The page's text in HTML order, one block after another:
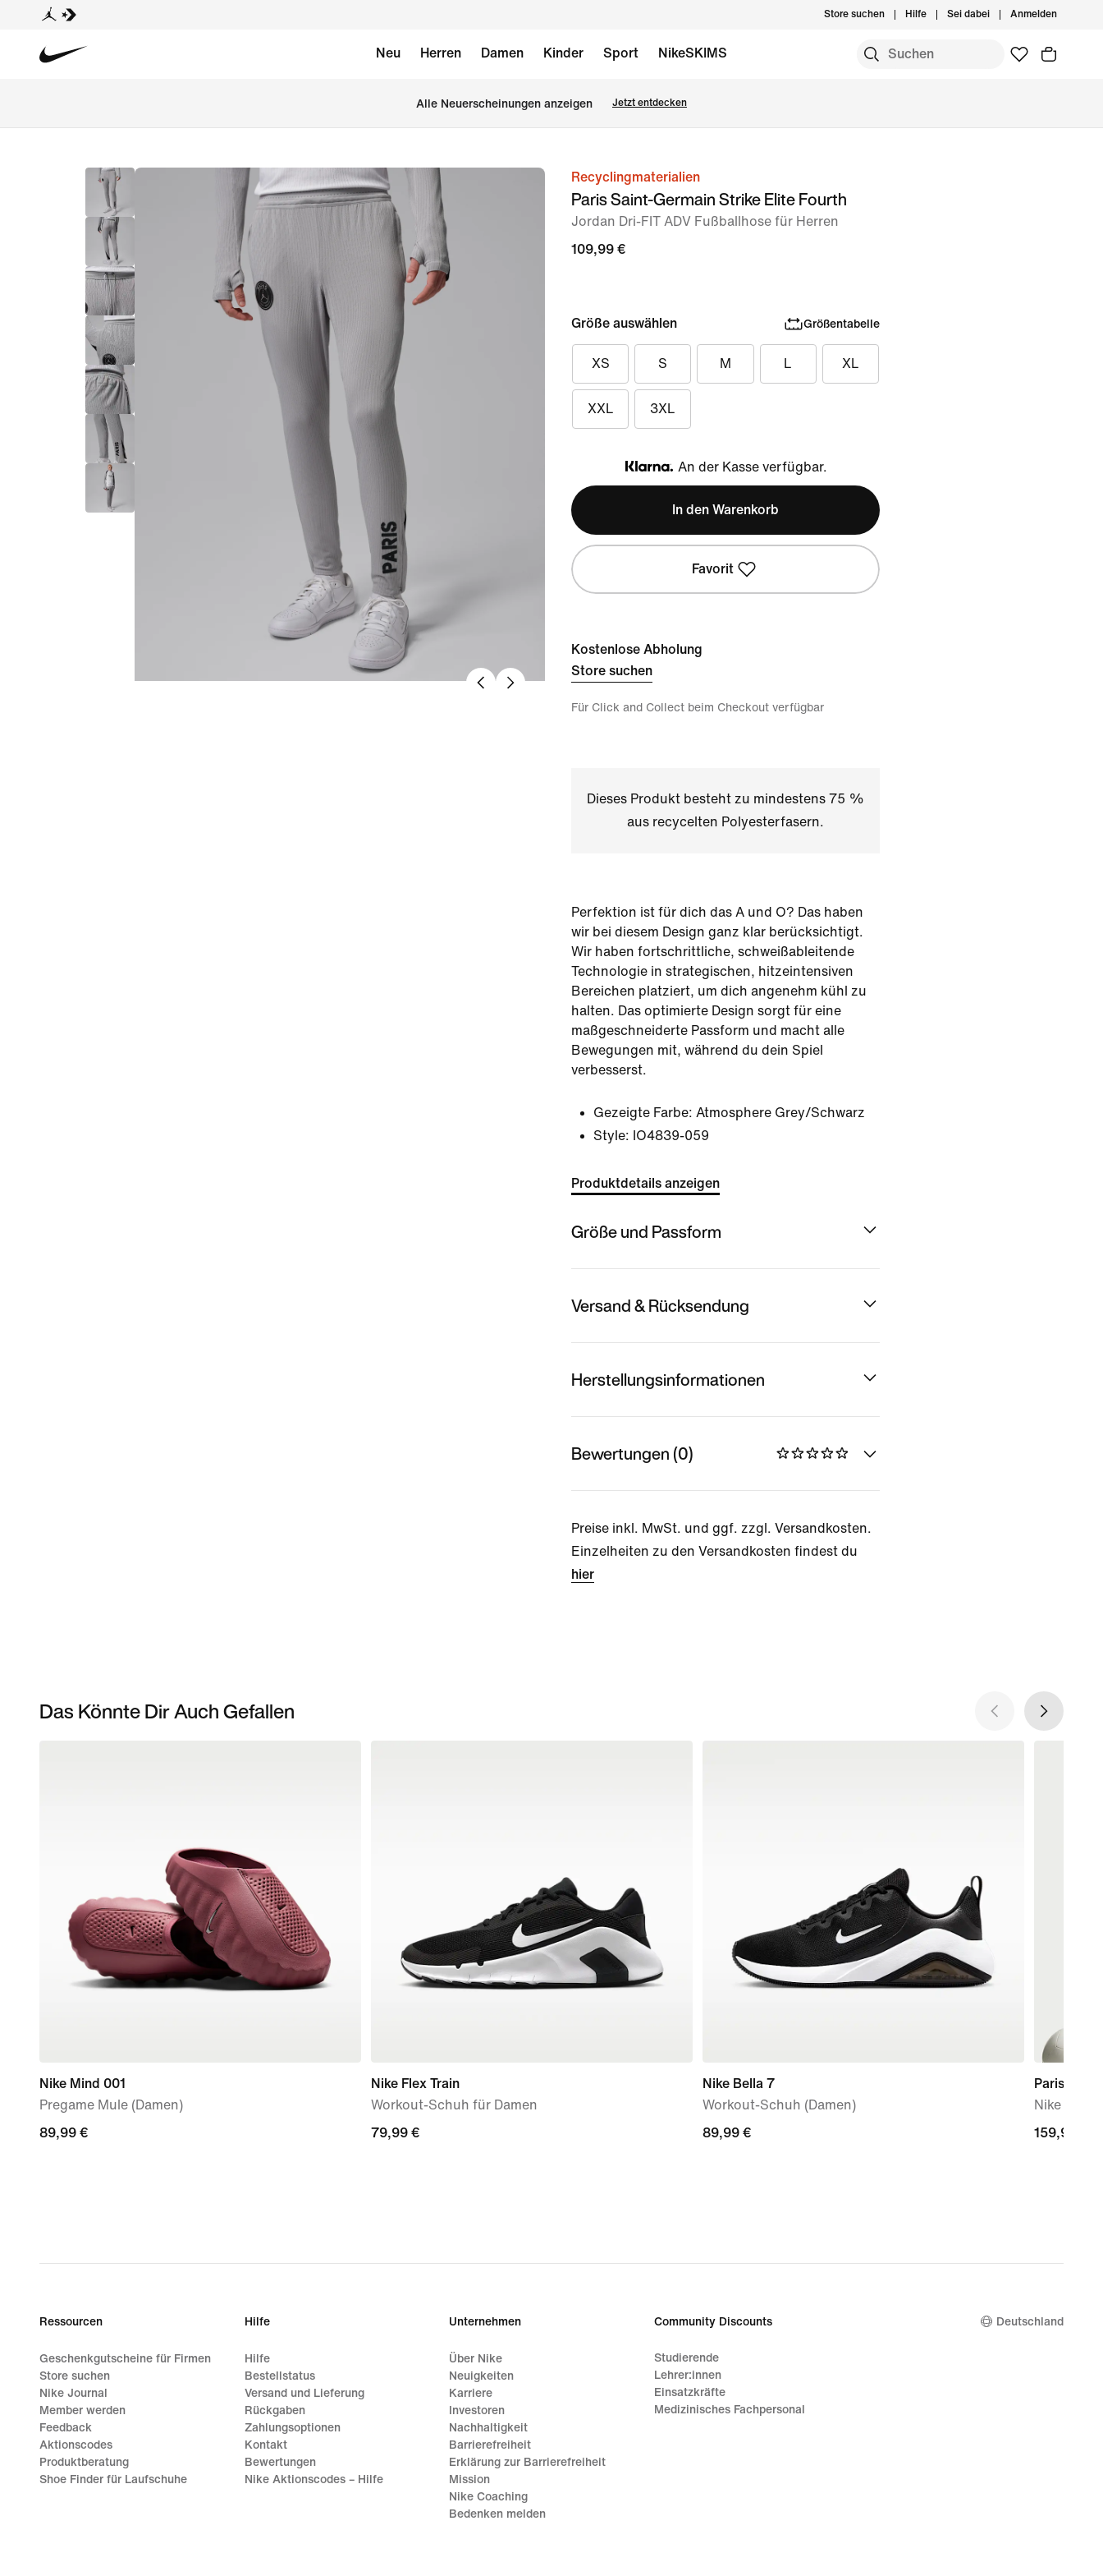
Store suchen Hilfe Sei dabei Anmelden
Neu Herren Damen Kinder Sport NikeSKIMS
Alle Neuerscheinungen anzeigen Jetzt entdecken
Bild 1Recyclingmaterialien
Paris Saint-Germain Strike Elite Fourth
Jordan Dri-FIT ADV Fußballhose für Herren
109,99 €
Größe auswählen Größentabelle
XS S M L XL
XXL 3XL
Klarna
An der Kasse verfügbar.
In den Warenkorb
Favorit
Kostenlose Abholung
Store suchen
Für Click and Collect beim Checkout verfügbar
Dieses Produkt besteht zu mindestens 75 %
aus recycelten Polyesterfasern.
Perfektion ist für dich das A und O? Das haben
wir bei diesem Design ganz klar berücksichtigt.
Wir haben fortschrittliche, schweißableitende
Technologie in strategischen, hitzeintensiven
Bereichen platziert, um dich angenehm kühl zu
halten. Das optimierte Design sorgt für eine
maßgeschneiderte Passform und macht alle
Bewegungen mit, während du dein Spiel
verbesserst.
Gezeigte Farbe: Atmosphere Grey/Schwarz
Style: IO4839-059
Produktdetails anzeigen
Größe und Passform
Versand & Rücksendung
Herstellungsinformationen
Bewertungen (0)
Preise inkl. MwSt. und ggf. zzgl. Versandkosten.
Einzelheiten zu den Versandkosten findest du
hier
Das Könnte Dir Auch Gefallen
Nike Mind 001
Pregame Mule (Damen)
89,99 €
89,99 €
Nike Flex Train
Workout-Schuh für Damen
79,99 €
79,99 €
Nike Bella 7
Workout-Schuh (Damen)
89,99 €
89,99 €
Paris
Nike
159,99 €
159,99 €
Ressourcen
Geschenkgutscheine für Firmen
Store suchen
Nike Journal
Member werden
Feedback
Aktionscodes
Produktberatung
Shoe Finder für Laufschuhe
Hilfe
Hilfe
Bestellstatus
Versand und Lieferung
Rückgaben
Zahlungsoptionen
Kontakt
Bewertungen
Nike Aktionscodes – Hilfe
Unternehmen
Über Nike
Neuigkeiten
Karriere
Investoren
Nachhaltigkeit
Barrierefreiheit
Erklärung zur Barrierefreiheit
Mission
Nike Coaching
Bedenken melden
Community Discounts
Studierende
Lehrer:innen
Einsatzkräfte
Medizinisches Fachpersonal
Deutschland